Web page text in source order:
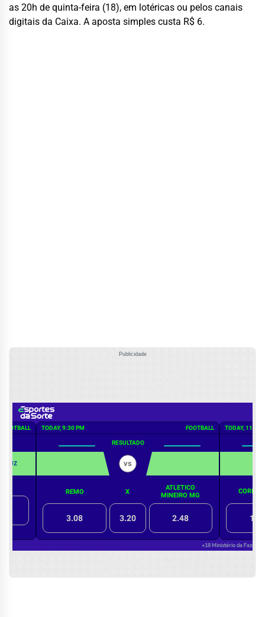
as 20h de quinta-feira (18), em lotéricas ou pelos canais
digitais da Caixa. A aposta simples custa R$ 6.
Publicidade